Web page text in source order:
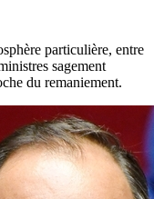
particulière, entre
sagement
du remaniement.